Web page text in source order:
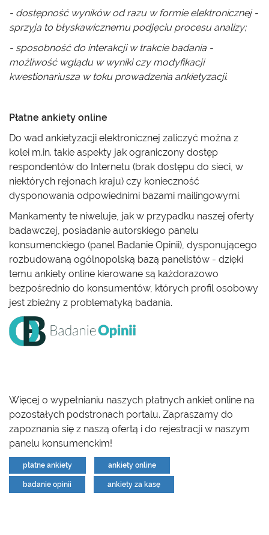
- dostępność wyników od razu w formie elektronicznej -
sprzyja to błyskawicznemu podjęciu procesu analizy;
- sposobność do interakcji w trakcie badania -
możliwość wglądu w wyniki czy modyfikacji
kwestionariusza w toku prowadzenia ankietyzacji.
Płatne ankiety online
Do wad ankietyzacji elektronicznej zaliczyć można z
kolei m.in. takie aspekty jak ograniczony dostęp
respondentów do Internetu (brak dostępu do sieci, w
niektórych rejonach kraju) czy konieczność
dysponowania odpowiednimi bazami mailingowymi.
Mankamenty te niweluje, jak w przypadku naszej oferty
badawczej, posiadanie autorskiego panelu
konsumenckiego (panel Badanie Opinii), dysponującego
rozbudowaną ogólnopolską bazą panelistów - dzięki
temu ankiety online kierowane są każdorazowo
bezpośrednio do konsumentów, których profil osobowy
jest zbieżny z problematyką badania.
Więcej o wypełnianiu naszych płatnych ankiet online na
pozostałych podstronach portalu. Zapraszamy do
zapoznania się z naszą ofertą i do rejestracji w naszym
panelu konsumenckim!
płatne ankiety ankiety online
badanie opinii ankiety za kasę